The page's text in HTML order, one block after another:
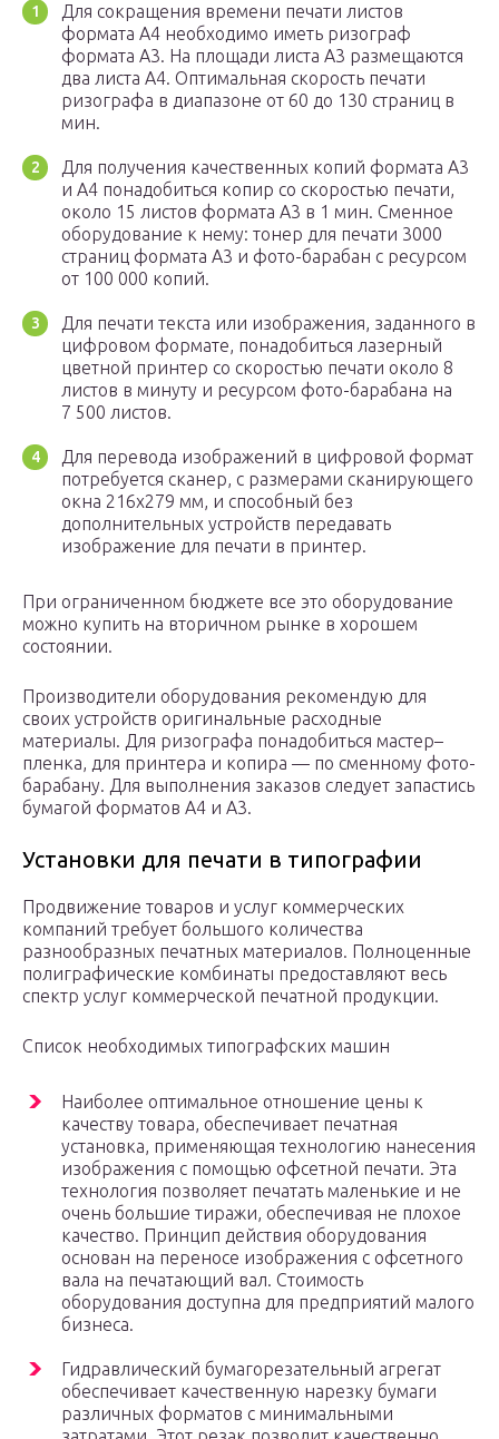
Для сокращения времени печати листов
формата А4 необходимо иметь ризограф
формата А3. На площади листа А3 размещаются
два листа А4. Оптимальная скорость печати
ризографа в диапазоне от 60 до 130 страниц в
мин.
Для получения качественных копий формата А3
и А4 понадобиться копир со скоростью печати,
около 15 листов формата А3 в 1 мин. Сменное
оборудование к нему: тонер для печати 3000
страниц формата А3 и фото-барабан с ресурсом
от 100 000 копий.
Для печати текста или изображения, заданного в
цифровом формате, понадобиться лазерный
цветной принтер со скоростью печати около 8
листов в минуту и ресурсом фото-барабана на
7 500 листов.
Для перевода изображений в цифровой формат
потребуется сканер, с размерами сканирующего
окна 216х279 мм, и способный без
дополнительных устройств передавать
изображение для печати в принтер.
При ограниченном бюджете все это оборудование
можно купить на вторичном рынке в хорошем
состоянии.
Производители оборудования рекомендую для
своих устройств оригинальные расходные
материалы. Для ризографа понадобиться мастер–
пленка, для принтера и копира — по сменному фото-
барабану. Для выполнения заказов следует запастись
бумагой форматов А4 и А3.
Установки для печати в типографии
Продвижение товаров и услуг коммерческих
компаний требует большого количества
разнообразных печатных материалов. Полноценные
полиграфические комбинаты предоставляют весь
спектр услуг коммерческой печатной продукции.
Список необходимых типографских машин
Наиболее оптимальное отношение цены к
качеству товара, обеспечивает печатная
установка, применяющая технологию нанесения
изображения с помощью офсетной печати. Эта
технология позволяет печатать маленькие и не
очень большие тиражи, обеспечивая не плохое
качество. Принцип действия оборудования
основан на переносе изображения с офсетного
вала на печатающий вал. Стоимость
оборудования доступна для предприятий малого
бизнеса.
Гидравлический бумагорезательный агрегат
обеспечивает качественную нарезку бумаги
различных форматов с минимальными